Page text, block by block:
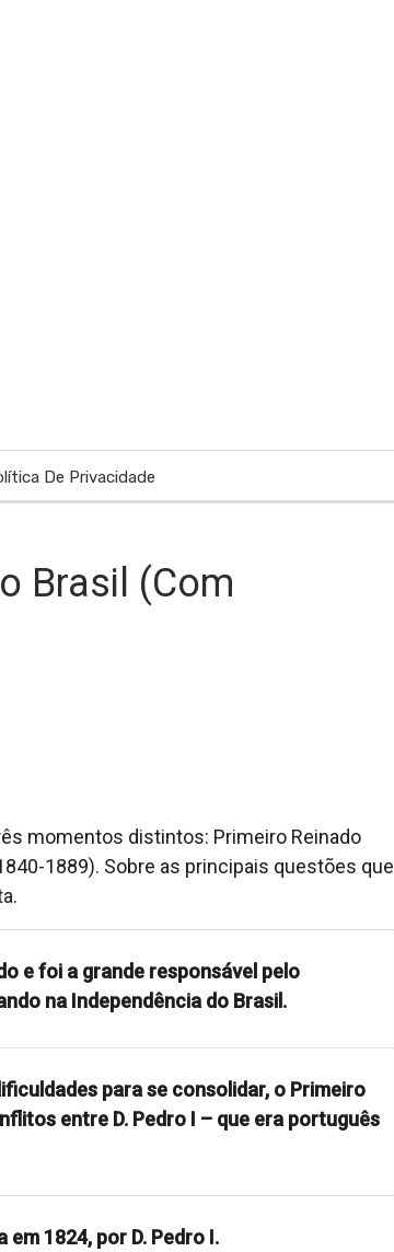
De Privacidade
Brasil (com
momentos distintos: Primeiro Reinado
1889). Sobre as principais questões que
e foi a grande responsável pelo
na Independência do Brasil.
para se consolidar, o Primeiro
entre D. Pedro I – que era português
1824, por D. Pedro I.